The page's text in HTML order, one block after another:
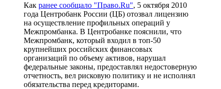
Как ранее сообщало "Право.Ru", 5 октября 2010
года Центробанк России (ЦБ) отозвал лицензию
на осуществление профильных операций у
Межпромбанка. В Центробанке пояснили, что
Межпромбанк, который входил в топ-50
крупнейших российских финансовых
организаций по объему активов, нарушал
федеральные законы, предоставлял недостоверную
отчетность, вел рисковую политику и не исполнял
обязательства перед кредиторами.